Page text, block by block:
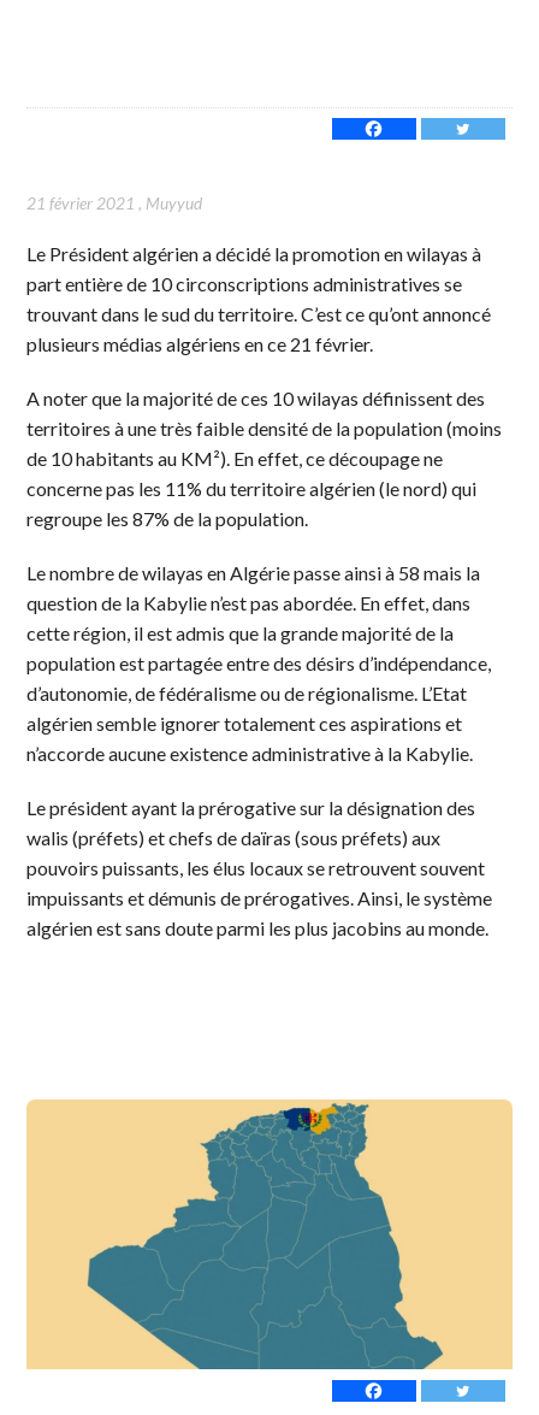
21 février 2021 , Muyyud
Le Président algérien a décidé la promotion en wilayas à
part entière de 10 circonscriptions administratives se
trouvant dans le sud du territoire. C’est ce qu’ont annoncé
plusieurs médias algériens en ce 21 février.
A noter que la majorité de ces 10 wilayas définissent des
territoires à une très faible densité de la population (moins
de 10 habitants au KM²). En effet, ce découpage ne
concerne pas les 11% du territoire algérien (le nord) qui
regroupe les 87% de la population.
Le nombre de wilayas en Algérie passe ainsi à 58 mais la
question de la Kabylie n’est pas abordée. En effet, dans
cette région, il est admis que la grande majorité de la
population est partagée entre des désirs d’indépendance,
d’autonomie, de fédéralisme ou de régionalisme. L’Etat
algérien semble ignorer totalement ces aspirations et
n’accorde aucune existence administrative à la Kabylie.
Le président ayant la prérogative sur la désignation des
walis (préfets) et chefs de daïras (sous préfets) aux
pouvoirs puissants, les élus locaux se retrouvent souvent
impuissants et démunis de prérogatives. Ainsi, le système
algérien est sans doute parmi les plus jacobins au monde.